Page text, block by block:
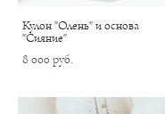
Кулон "Олень" и основа
"Сияние"
8 000 pуб.